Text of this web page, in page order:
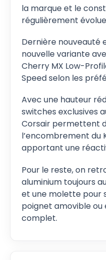
la marque et le
régulièrement
Dernière nouveauté
nouvelle variante
Cherry MX Low-
Speed selon les
Avec une hauteur
switches exclusives
Corsair permettent
l’encombrement du
apportant une
Pour le reste, on
aluminium toujours
et une molette pour
poignet amovible ou
complet.